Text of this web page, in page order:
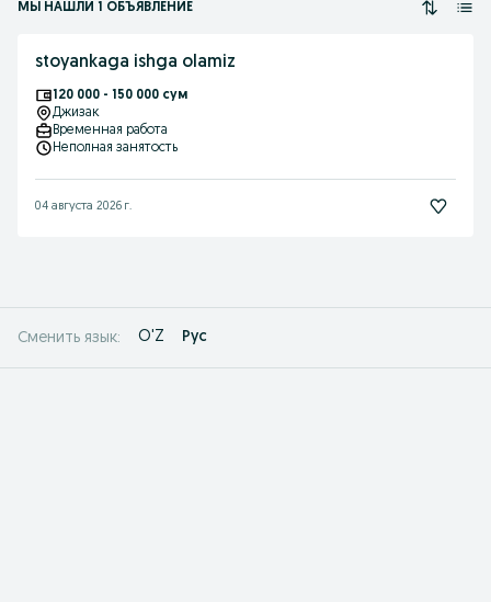
МЫ НАШЛИ 1 ОБЪЯВЛЕНИЕ
stoyankaga ishga olamiz
120 000 - 150 000 сум
Джизак
Временная работа
Неполная занятость
04 августа 2026 г.
Сменить язык: O'Z Рус